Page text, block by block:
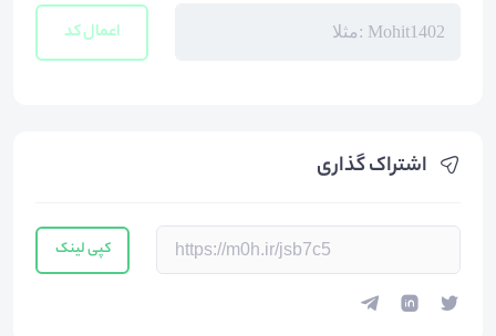
اشتراک گذاری
کپی لینک
اعمال کد